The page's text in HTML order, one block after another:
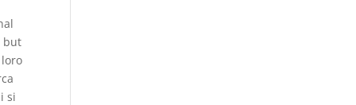
but
si